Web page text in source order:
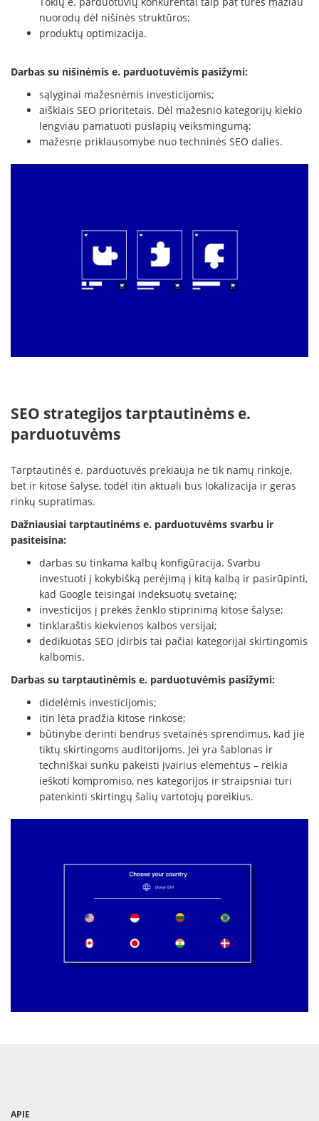
nuorodų dėl nišinės struktūros;
produktų optimizacija.
Darbas su nišinėmis e. parduotuvėmis pasižymi:
sąlyginai mažesnėmis investicijomis;
aiškiais SEO prioritetais. Dėl mažesnio kategorijų kiekio
lengviau pamatuoti puslapių veiksmingumą;
mažesne priklausomybe nuo techninės SEO dalies.
SEO strategijos tarptautinėms e.
parduotuvėms
Tarptautinės e. parduotuvės prekiauja ne tik namų rinkoje,
bet ir kitose šalyse, todėl itin aktuali bus lokalizacija ir geras
rinkų supratimas.
Dažniausiai tarptautinėms e. parduotuvėms svarbu ir
pasiteisina:
darbas su tinkama kalbų konfigūracija. Svarbu
investuoti į kokybišką perėjimą į kitą kalbą ir pasirūpinti,
kad Google teisingai indeksuotų svetainę;
investicijos į prekės ženklo stiprinimą kitose šalyse;
tinklaraštis kiekvienos kalbos versijai;
dedikuotas SEO įdirbis tai pačiai kategorijai skirtingomis
kalbomis.
Darbas su tarptautinėmis e. parduotuvėmis pasižymi:
didelėmis investicijomis;
itin lėta pradžia kitose rinkose;
būtinybe derinti bendrus svetainės sprendimus, kad jie
tiktų skirtingoms auditorijoms. Jei yra šablonas ir
techniškai sunku pakeisti įvairius elementus – reikia
ieškoti kompromiso, nes kategorijos ir straipsniai turi
patenkinti skirtingų šalių vartotojų poreikius.
APIE